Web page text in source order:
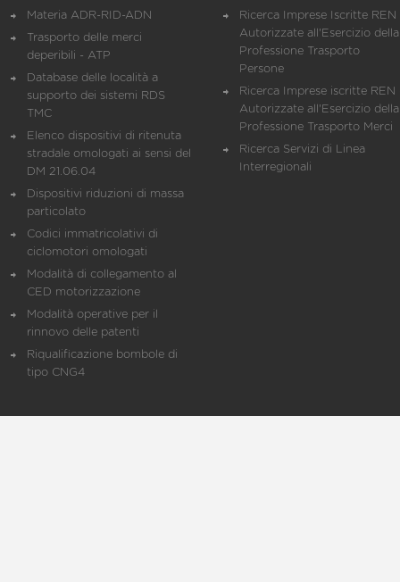
Materia ADR-RID-ADN
Trasporto delle merci
deperibili - ATP
Database delle località a
supporto dei sistemi RDS
TMC
Elenco dispositivi di ritenuta
stradale omologati ai sensi del
DM 21.06.04
Dispositivi riduzioni di massa
particolato
Codici immatricolativi di
ciclomotori omologati
Modalità di collegamento al
CED motorizzazione
Modalità operative per il
rinnovo delle patenti
Riqualificazione bombole di
tipo CNG4
Ricerca Imprese Iscritte REN
Autorizzate all'Esercizio della
Professione Trasporto
Persone
Ricerca Imprese iscritte REN
Autorizzate all'Esercizio della
Professione Trasporto Merci
Ricerca Servizi di Linea
Interregionali